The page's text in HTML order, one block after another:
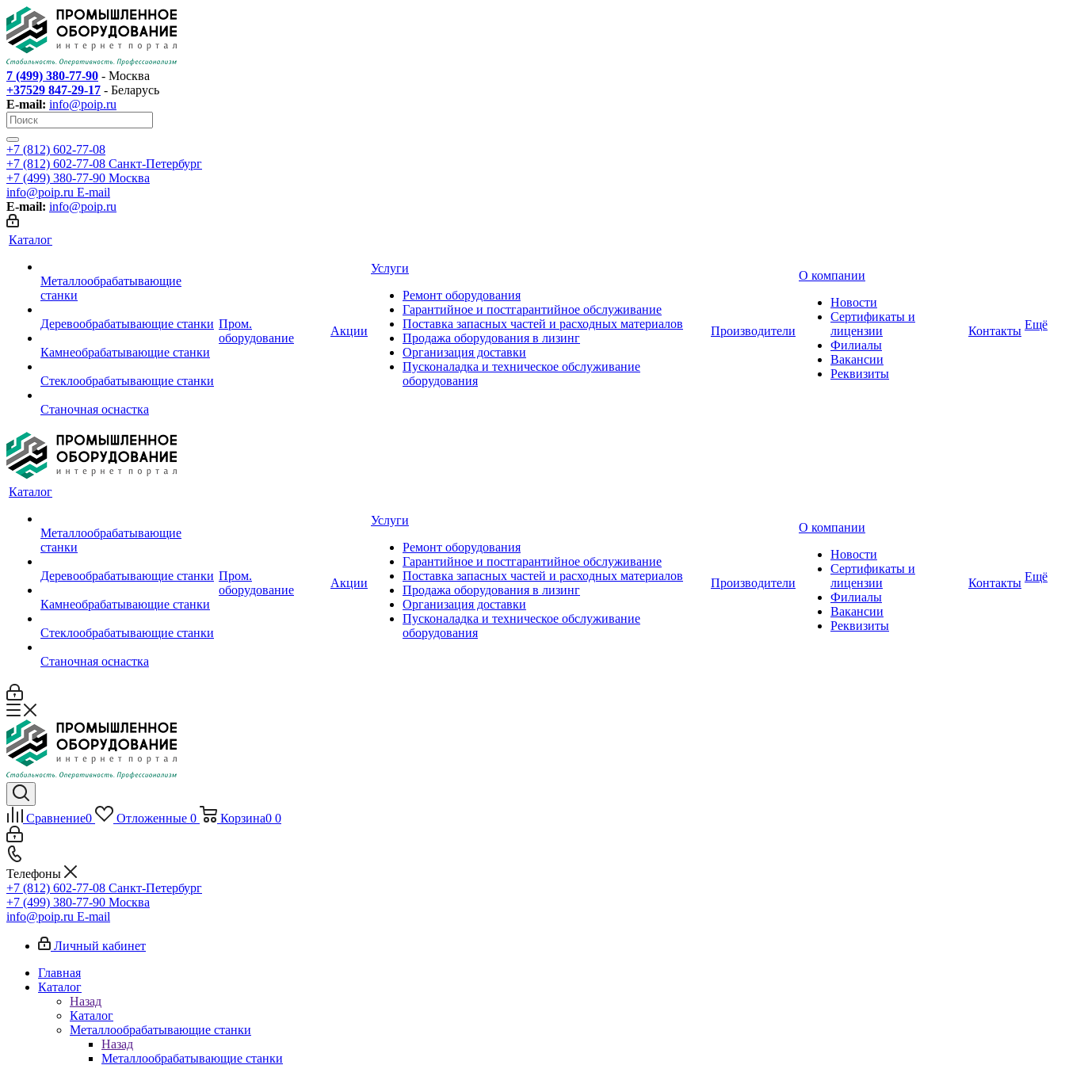
7 (499) 380-77-90 - Москва
+37529 847-29-17 - Беларусь
E-mail: info@poip.ru
+7 (812) 602-77-08
+7 (812) 602-77-08 Санкт-Петербург
+7 (499) 380-77-90 Москва
info@poip.ru E-mail
E-mail: info@poip.ru
Каталог
Металлообрабатывающие
станки
Деревообрабатывающие станки
Камнеобрабатывающие станки
Стеклообрабатывающие станки
Станочная оснастка
Пром.
оборудование
Акции
Услуги
Ремонт оборудования
Гарантийное и постгарантийное обслуживание
Поставка запасных частей и расходных материалов
Продажа оборудования в лизинг
Организация доставки
Пусконаладка и техническое обслуживание
оборудования
Производители
О компании
Новости
Сертификаты и
лицензии
Филиалы
Вакансии
Реквизиты
Контакты Ещё
Каталог
Металлообрабатывающие
станки
Деревообрабатывающие станки
Камнеобрабатывающие станки
Стеклообрабатывающие станки
Станочная оснастка
Пром.
оборудование
Акции
Услуги
Ремонт оборудования
Гарантийное и постгарантийное обслуживание
Поставка запасных частей и расходных материалов
Продажа оборудования в лизинг
Организация доставки
Пусконаладка и техническое обслуживание
оборудования
Производители
О компании
Новости
Сертификаты и
лицензии
Филиалы
Вакансии
Реквизиты
Контакты Ещё
Сравнение0 Отложенные 0 Корзина0 0
Телефоны
+7 (812) 602-77-08 Санкт-Петербург
+7 (499) 380-77-90 Москва
info@poip.ru E-mail
Личный кабинет
Главная
Каталог
Назад
Каталог
Металлообрабатывающие станки
Назад
Металлообрабатывающие станки